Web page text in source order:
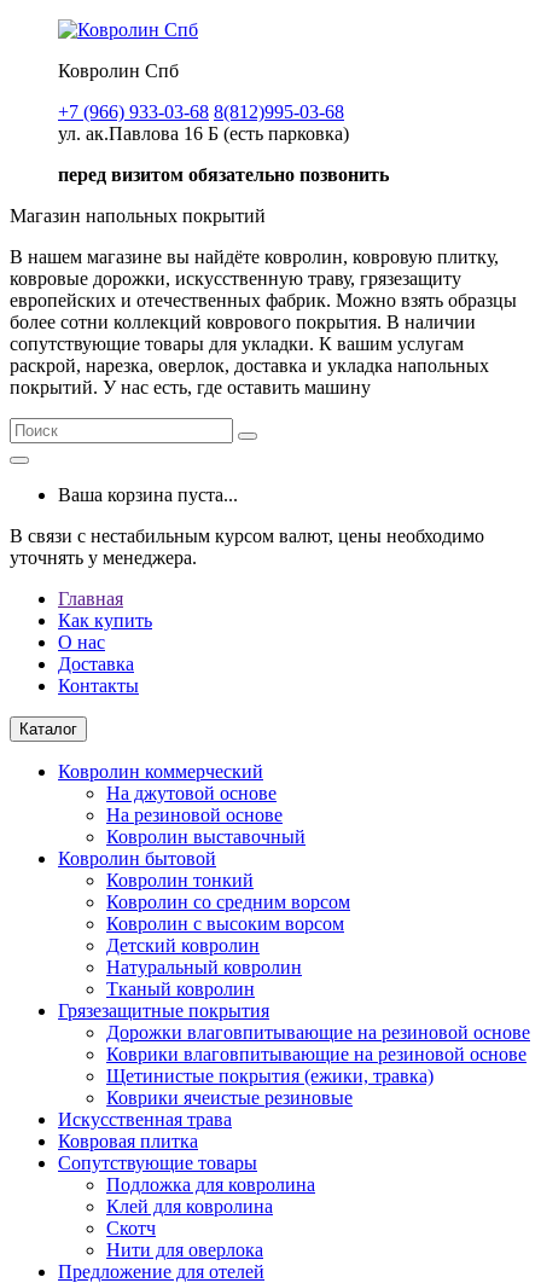
Ковролин Спб
+7 (966) 933-03-68 8(812)995-03-68
ул. ак.Павлова 16 Б (есть парковка)
перед визитом обязательно позвонить
Магазин напольных покрытий
В нашем магазине вы найдёте ковролин, ковровую плитку,
ковровые дорожки, искусственную траву, грязезащиту
европейских и отечественных фабрик. Можно взять образцы
более сотни коллекций коврового покрытия. В наличии
сопутствующие товары для укладки. К вашим услугам
раскрой, нарезка, оверлок, доставка и укладка напольных
покрытий. У нас есть, где оставить машину
Ваша корзина пуста...
В связи с нестабильным курсом валют, цены необходимо
уточнять у менеджера.
Главная
Как купить
О нас
Доставка
Контакты
Каталог
Ковролин коммерческий
На джутовой основе
На резиновой основе
Ковролин выставочный
Ковролин бытовой
Ковролин тонкий
Ковролин со средним ворсом
Ковролин с высоким ворсом
Детский ковролин
Натуральный ковролин
Тканый ковролин
Грязезащитные покрытия
Дорожки влаговпитывающие на резиновой основе
Коврики влаговпитывающие на резиновой основе
Щетинистые покрытия (ежики, травка)
Коврики ячеистые резиновые
Искусственная трава
Ковровая плитка
Сопутствующие товары
Подложка для ковролина
Клей для ковролина
Скотч
Нити для оверлока
Предложение для отелей